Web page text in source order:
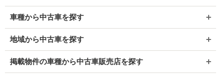
車種から中古車を探す
地域から中古車を探す
掲載物件の車種から中古車販売店を探す